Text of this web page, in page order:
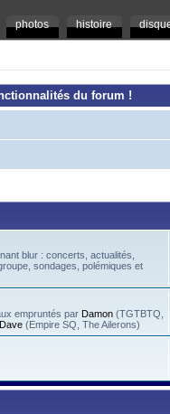
photos histoire
du forum !
blur : concerts, actualités,
sondages, polémiques et
empruntés par Damon (TGTBTQ,
Dave (Empire SQ, The Ailerons)